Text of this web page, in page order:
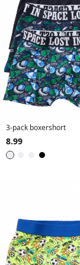
b
i
g
s
h
i
r
s
a
'
s
3-pack boxershort
8.99
Zwart